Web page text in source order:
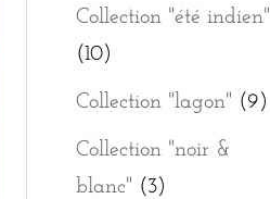
Collection "été indien"
(10)
Collection "lagon" (9)
Collection "noir &
blanc" (3)